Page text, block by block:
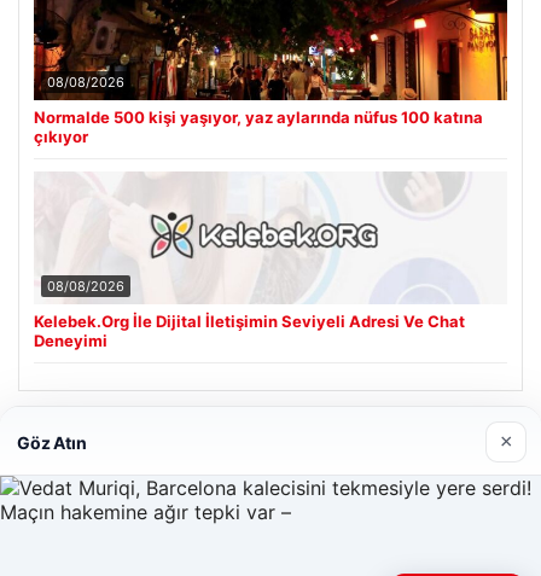
08/08/2026
Normalde 500 kişi yaşıyor, yaz aylarında nüfus 100 katına
çıkıyor
08/08/2026
Kelebek.Org İle Dijital İletişimin Seviyeli Adresi Ve Chat
Deneyimi
Son Eklenen Firmalar
Göz Atın ×